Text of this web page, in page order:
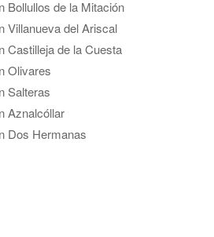
Bollullos de la Mitación
Villanueva del Ariscal
Castilleja de la Cuesta
Olivares
Salteras
Aznalcóllar
Dos Hermanas